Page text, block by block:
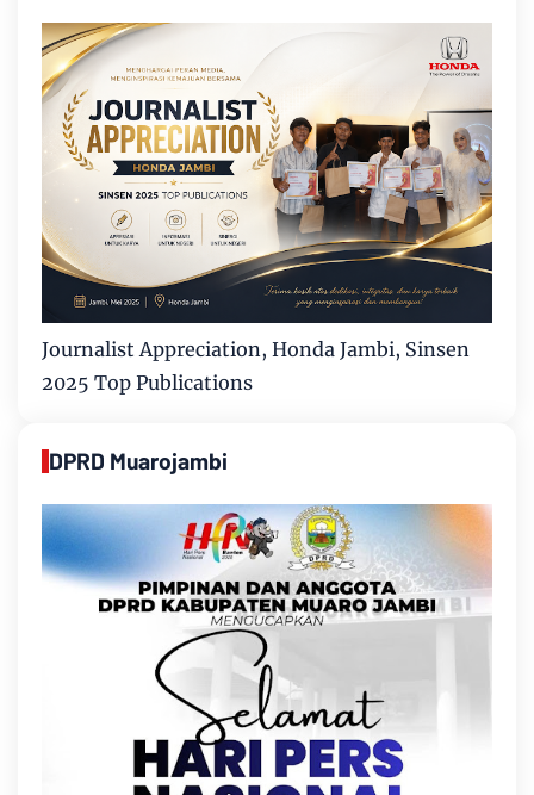
Journalist Appreciation, Honda Jambi, Sinsen
2025 Top Publications
DPRD Muarojambi